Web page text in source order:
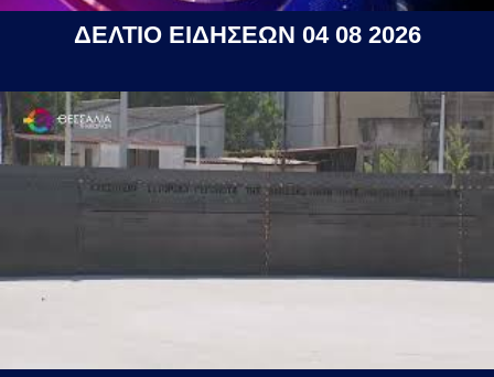
ΔΕΛΤΙΟ ΕΙΔΗΣΕΩΝ 04 08 2026